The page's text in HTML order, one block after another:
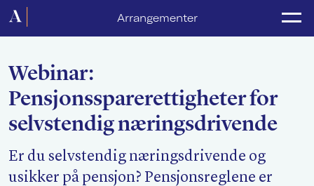
Arrangementer
Forside
Lønnsoppgjør
Medlemsforeninger
Kurs og konferanser
For media
Webinar:
Pensjonssparerettigheter for
selvstendig næringsdrivende
Er du selvstendig næringsdrivende og
usikker på pensjon? Pensjonsreglene er